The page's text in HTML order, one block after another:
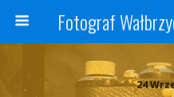
Fotograf
24